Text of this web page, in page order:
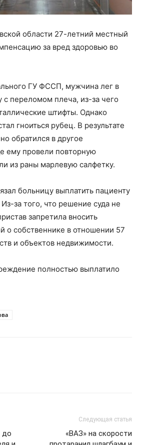
области 27-летний местный
за вред здоровью во
ГУ ФССП, мужчина лег в
переломом плеча, из-за чего
штифты. Однако
гноиться рубец. В результате
обратился в другое
ему провели повторную
из раны марлевую салфетку.
больницу выплатить пациенту
за того, что решение суда не
запретила вносить
о собственнике в отношении 57
и объектов недвижимости.
полностью выплатило
до
Следующая статья
«ВАЗ» на скорости